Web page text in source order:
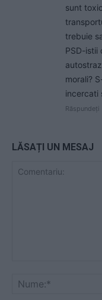
sunt
trebuie
PSD-istii
morali?
incercati
Răspundeți
LĂSAȚI UN MESAJ